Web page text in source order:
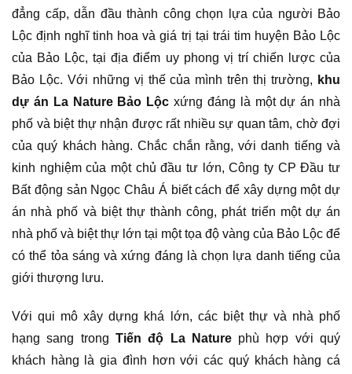
đẳng cấp, dẫn đầu thành công chọn lựa của người Bảo
Lộc định nghĩ tinh hoa và giá trị tại trái tim huyện Bảo Lộc
của Bảo Lộc, tại địa điểm uy phong vị trí chiến lược của
Bảo Lộc. Với những vị thế của mình trên thị trường, khu
dự án La Nature Bảo Lộc xứng đáng là một dự án nhà
phố và biệt thự nhận được rất nhiều sự quan tâm, chờ đợi
của quý khách hàng. Chắc chắn rằng, với danh tiếng và
kinh nghiệm của một chủ đầu tư lớn, Công ty CP Đầu tư
Bất động sản Ngọc Châu Á biết cách để xây dựng một dự
án nhà phố và biệt thự thành công, phát triển một dự án
nhà phố và biệt thự lớn tại một tọa độ vàng của Bảo Lộc để
có thể tỏa sáng và xứng đáng là chọn lựa danh tiếng của
giới thượng lưu.
Với qui mô xây dựng khá lớn, các biệt thự và nhà phố
hạng sang trong Tiến độ La Naturephù hợp với quý
khách hàng là gia đình hơn với các quý khách hàng cá